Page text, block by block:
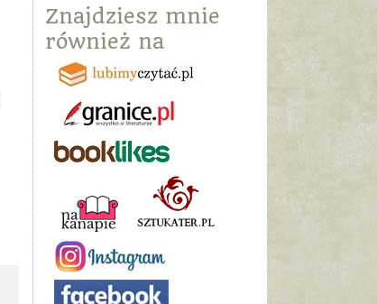
Znajdziesz mnie
również na